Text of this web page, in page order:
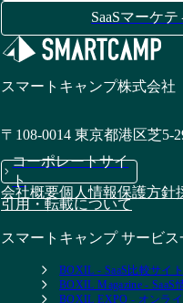
SaaSマーケ
スマートキャンプ株式会社
〒108-0014 東京都港区芝5-
コーポレートサイ
ト
会社概要個人情報保護方針
引用・転載について
スマートキャンプ サービス
BOXIL - SaaS比較サイト
BOXIL Magazine - SaaS
BOXIL EXPO - オンラ